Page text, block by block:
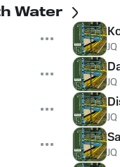
Water
JQ
JQ
JQ
JQ